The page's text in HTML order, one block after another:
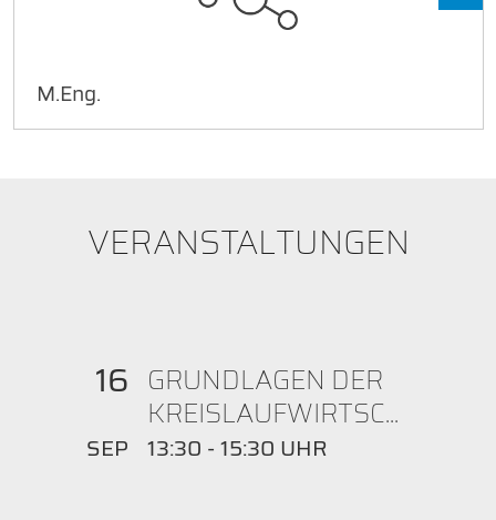
M.Eng.
VERANSTALTUNGEN
16 GRUNDLAGEN DER
KREISLAUFWIRTSC...
SEP 13:30 - 15:30 UHR